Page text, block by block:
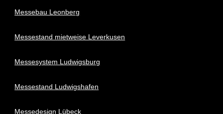
Messebau Leonberg
Messestand mietweise Leverkusen
Messesystem Ludwigsburg
Messestand Ludwigshafen
Messedesign Lübeck